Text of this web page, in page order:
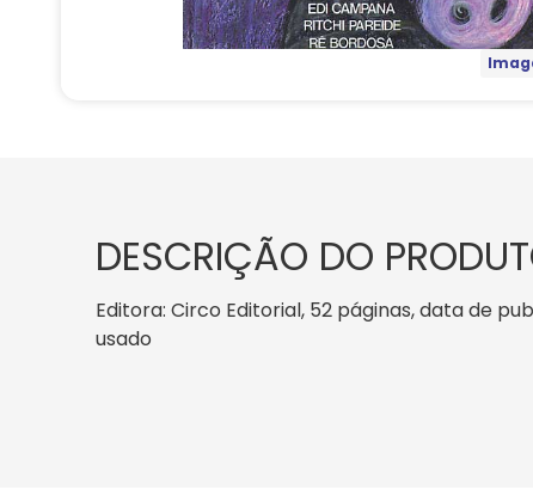
DESCRIÇÃO DO
Editora: Circo Editorial, 52 páginas, data de
usado